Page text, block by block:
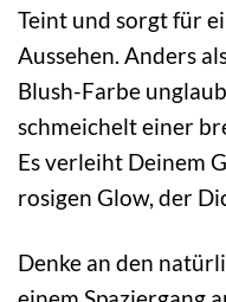
Teint und sorgt für
Aussehen. Anders
Blush-Farbe
schmeichelt einer
Es verleiht Deinem
rosigen Glow, der
Denke an den